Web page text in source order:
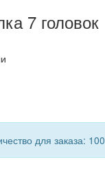
7 головок
для заказа: 100